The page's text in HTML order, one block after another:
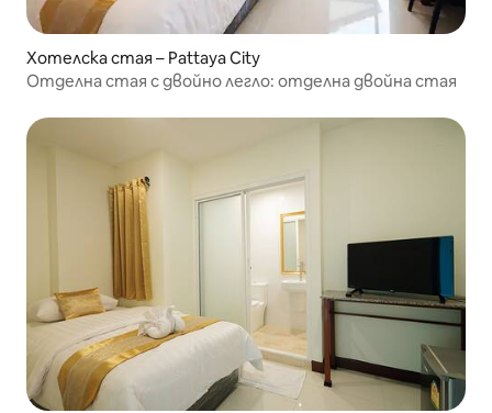
Хотелска стая – Pattaya City
Отделна стая с двойно легло: отделна двойна стая